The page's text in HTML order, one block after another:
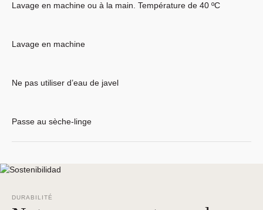
Lavage en machine ou à la main. Température de 40 ºC
Lavage en machine
Ne pas utiliser d’eau de javel
Passe au sèche-linge
DURABILITÉ